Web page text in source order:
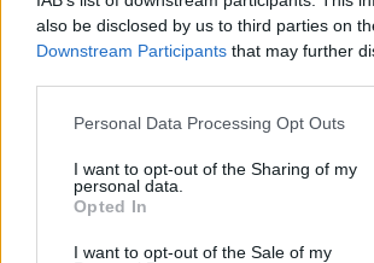
also be disclosed by us to third parties on
Downstream Participants that may further
Personal Data Processing Opt Outs
I want to opt-out of the Sharing of my
personal data.
Opted In
I want to opt-out of the Sale of my